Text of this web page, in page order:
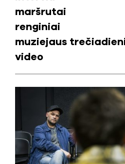
maršrutai
renginiai
muziejaus
video